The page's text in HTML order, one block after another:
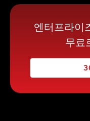
엔터프라이
무료